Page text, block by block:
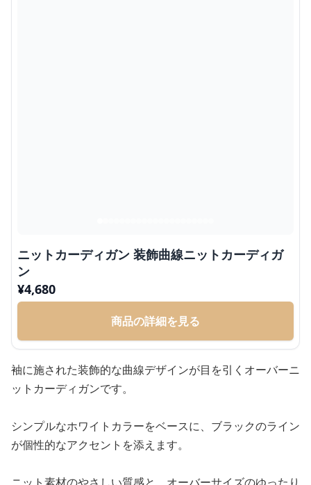
ニットカーディガン 装飾曲線ニットカーディガ
ン
¥4,680
商品の詳細を見る
袖に施された装飾的な曲線デザインが目を引くオーバーニ
ットカーディガンです。
シンプルなホワイトカラーをベースに、ブラックのライン
が個性的なアクセントを添えます。